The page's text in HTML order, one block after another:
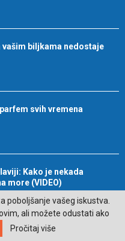
vašim biljkama nedostaje
svih vremena
Kako je nekada
more (VIDEO)
platan“ Zlatanu Vidoviću
poboljšanje vašeg iskustva.
ali možete odustati ako
Pročitaj više